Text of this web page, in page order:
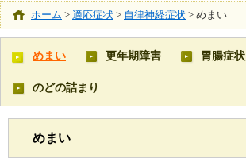
ホーム > 適応症状 > 自律神経症状 > めまい
めまい 更年期障害 胃腸症状
のどの詰まり
めまい